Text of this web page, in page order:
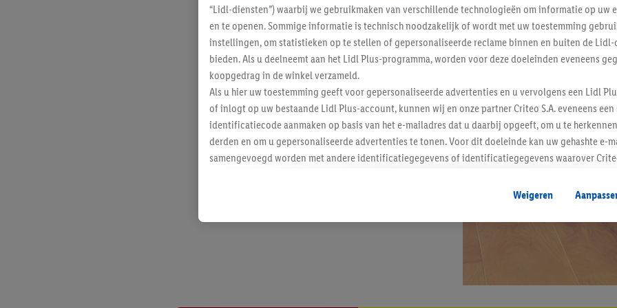
“Lidl-diensten”) waarbij we gebruikmaken van verschillende technologieën om informatie op uw
en te openen. Sommige informatie is technisch noodzakelijk of wordt met uw toestemming
instellingen, om statistieken op te stellen of gepersonaliseerde reclame binnen en buiten de Lidl-
bieden. Als u deelneemt aan het Lidl Plus-programma, worden voor deze doeleinden eveneens
koopgedrag in de winkel verzameld.
Als u hier uw toestemming geeft voor gepersonaliseerde advertenties en u vervolgens een Lidl
of inlogt op uw bestaande Lidl Plus-account, kunnen wij en onze partner Criteo S.A. eveneens
identificatiecode aanmaken op basis van het e-mailadres dat u daarbij opgeeft, om u te
derden en om u gepersonaliseerde advertenties te tonen. Voor dit doeleinde kan uw gehashte e-
samengevoegd worden met andere identificatiegegevens of identificatiegegevens waarover
Als u hiermee akkoord gaat, kunnen advertenties in het kader van retargeting, d.w.z. advertenties
u interesse hebt getoond (bijvoorbeeld door het product in de webshop aan uw winkelmandje
niet te kopen), ook op verschillende apparaten en verschillende Lidl-diensten worden
van uw gehashte e-mailadres en eventuele andere identificatiegegevens/identificatiegegevens
beschikt, meerdere eindapparaten of Lidl-diensten aan u kunnen worden toegewezen.
Onder “Aanpassen” kunt u individuele doeleinden toestaan en meer informatie vinden over de
Door op “weigeren” te klikken, kunt u alleen het gebruik van de noodzakelijke technologieën
Weigeren